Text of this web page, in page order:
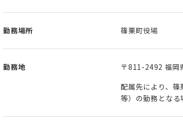
勤務場所 篠栗町役場
勤務地
〒811-2492 福岡
配属先により、
等）の勤務となる